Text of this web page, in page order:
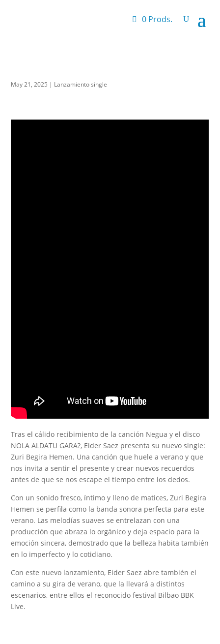
0 Prods.
May 21, 2025 | Lanzamiento single
Tras el cálido recibimiento de la canción Negua y el disco
NOLA ALDATU GARA?, Eider Saez presenta su nuevo single:
Zuri Begira Hemen. Una canción que huele a verano y que
nos invita a sentir el presente y crear nuevos recuerdos
antes de que se nos escape el tiempo entre los dedos.
Con un sonido fresco, íntimo y lleno de matices, Zuri Begira
Hemen se perfila como la banda sonora perfecta para este
verano. Las melodías suaves se entrelazan con una
producción que abraza lo orgánico y deja espacio para la
emoción sincera, demostrado que la belleza habita también
en lo imperfecto y lo cotidiano.
Con este nuevo lanzamiento, Eider Saez abre también el
camino a su gira de verano, que la llevará a distintos
escenarios, entre ellos el reconocido festival Bilbao BBK
Live.